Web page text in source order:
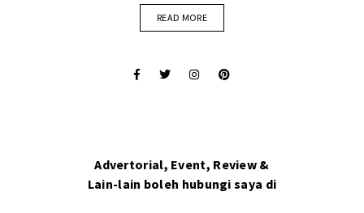
READ MORE
Advertorial, Event, Review &
Lain-lain boleh hubungi saya di